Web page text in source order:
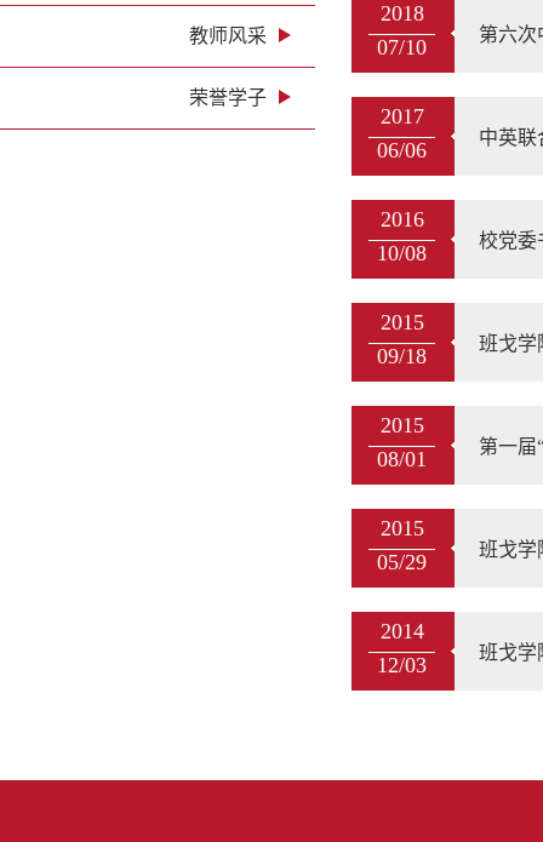
教师风采
荣誉学子
2018
07/10
第六次
2017
06/06
中英联
2016
10/08
校党委
2015
09/18
班戈学
2015
08/01
第一届
2015
05/29
班戈学
2014
12/03
班戈学